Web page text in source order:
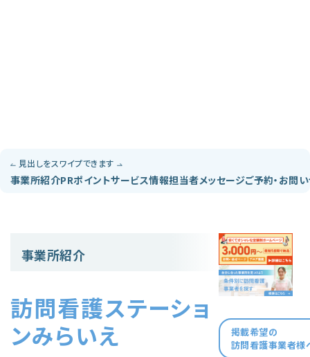
見出しをスワイプできます
事業所紹介PRポイントサービス情報担当者メッセージご予約・お問
事業所紹介
訪問看護ステーショ
ンみらいえ
掲載希望の
訪問看護事業者様